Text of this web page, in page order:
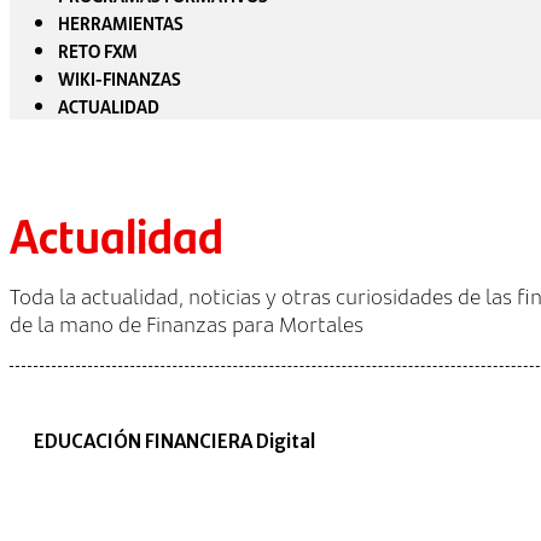
HERRAMIENTAS
RETO FXM
WIKI-FINANZAS
ACTUALIDAD
Actualidad
Toda la actualidad, noticias y otras curiosidades de las
de la mano de Finanzas para Mortales
EDUCACIÓN FINANCIERA Digital